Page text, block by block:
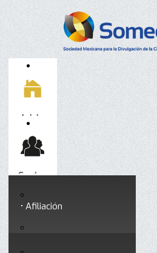
Inicio
Socios
Afiliación
Somedicyt